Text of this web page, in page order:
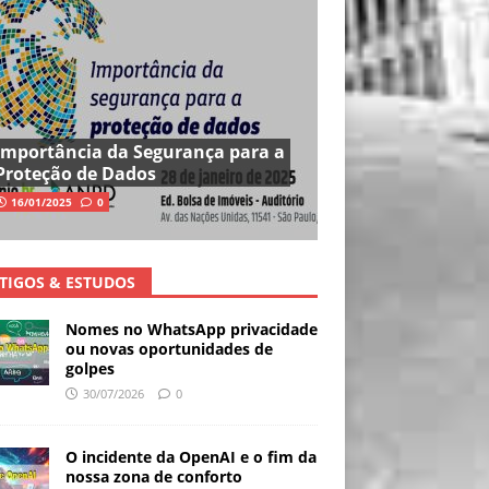
da Segurança para a
de Dados
16/01/2025 0
& ESTUDOS
Nomes no WhatsApp privacidade
ou novas oportunidades de
golpes
30/07/2026 0
O incidente da OpenAI e o fim da
nossa zona de conforto